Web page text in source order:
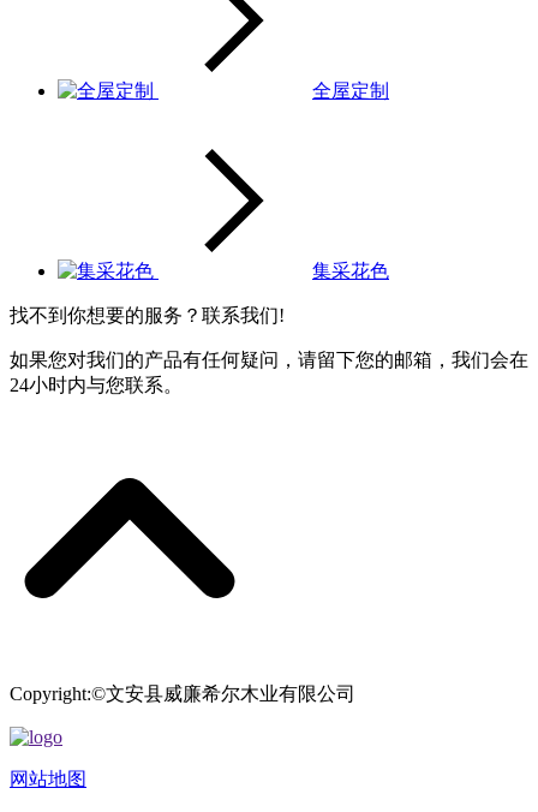
全屋定制
集采花色
找不到你想要的服务？联系我们!
如果您对我们的产品有任何疑问，请留下您的邮箱，我们会在
24小时内与您联系。
Copyright:©文安县威廉希尔木业有限公司
网站地图